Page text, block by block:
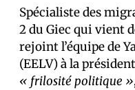
Spécialiste des
2 du Giec qui vient
rejoint l’équipe de
(EELV) à la
« frilosité politique »